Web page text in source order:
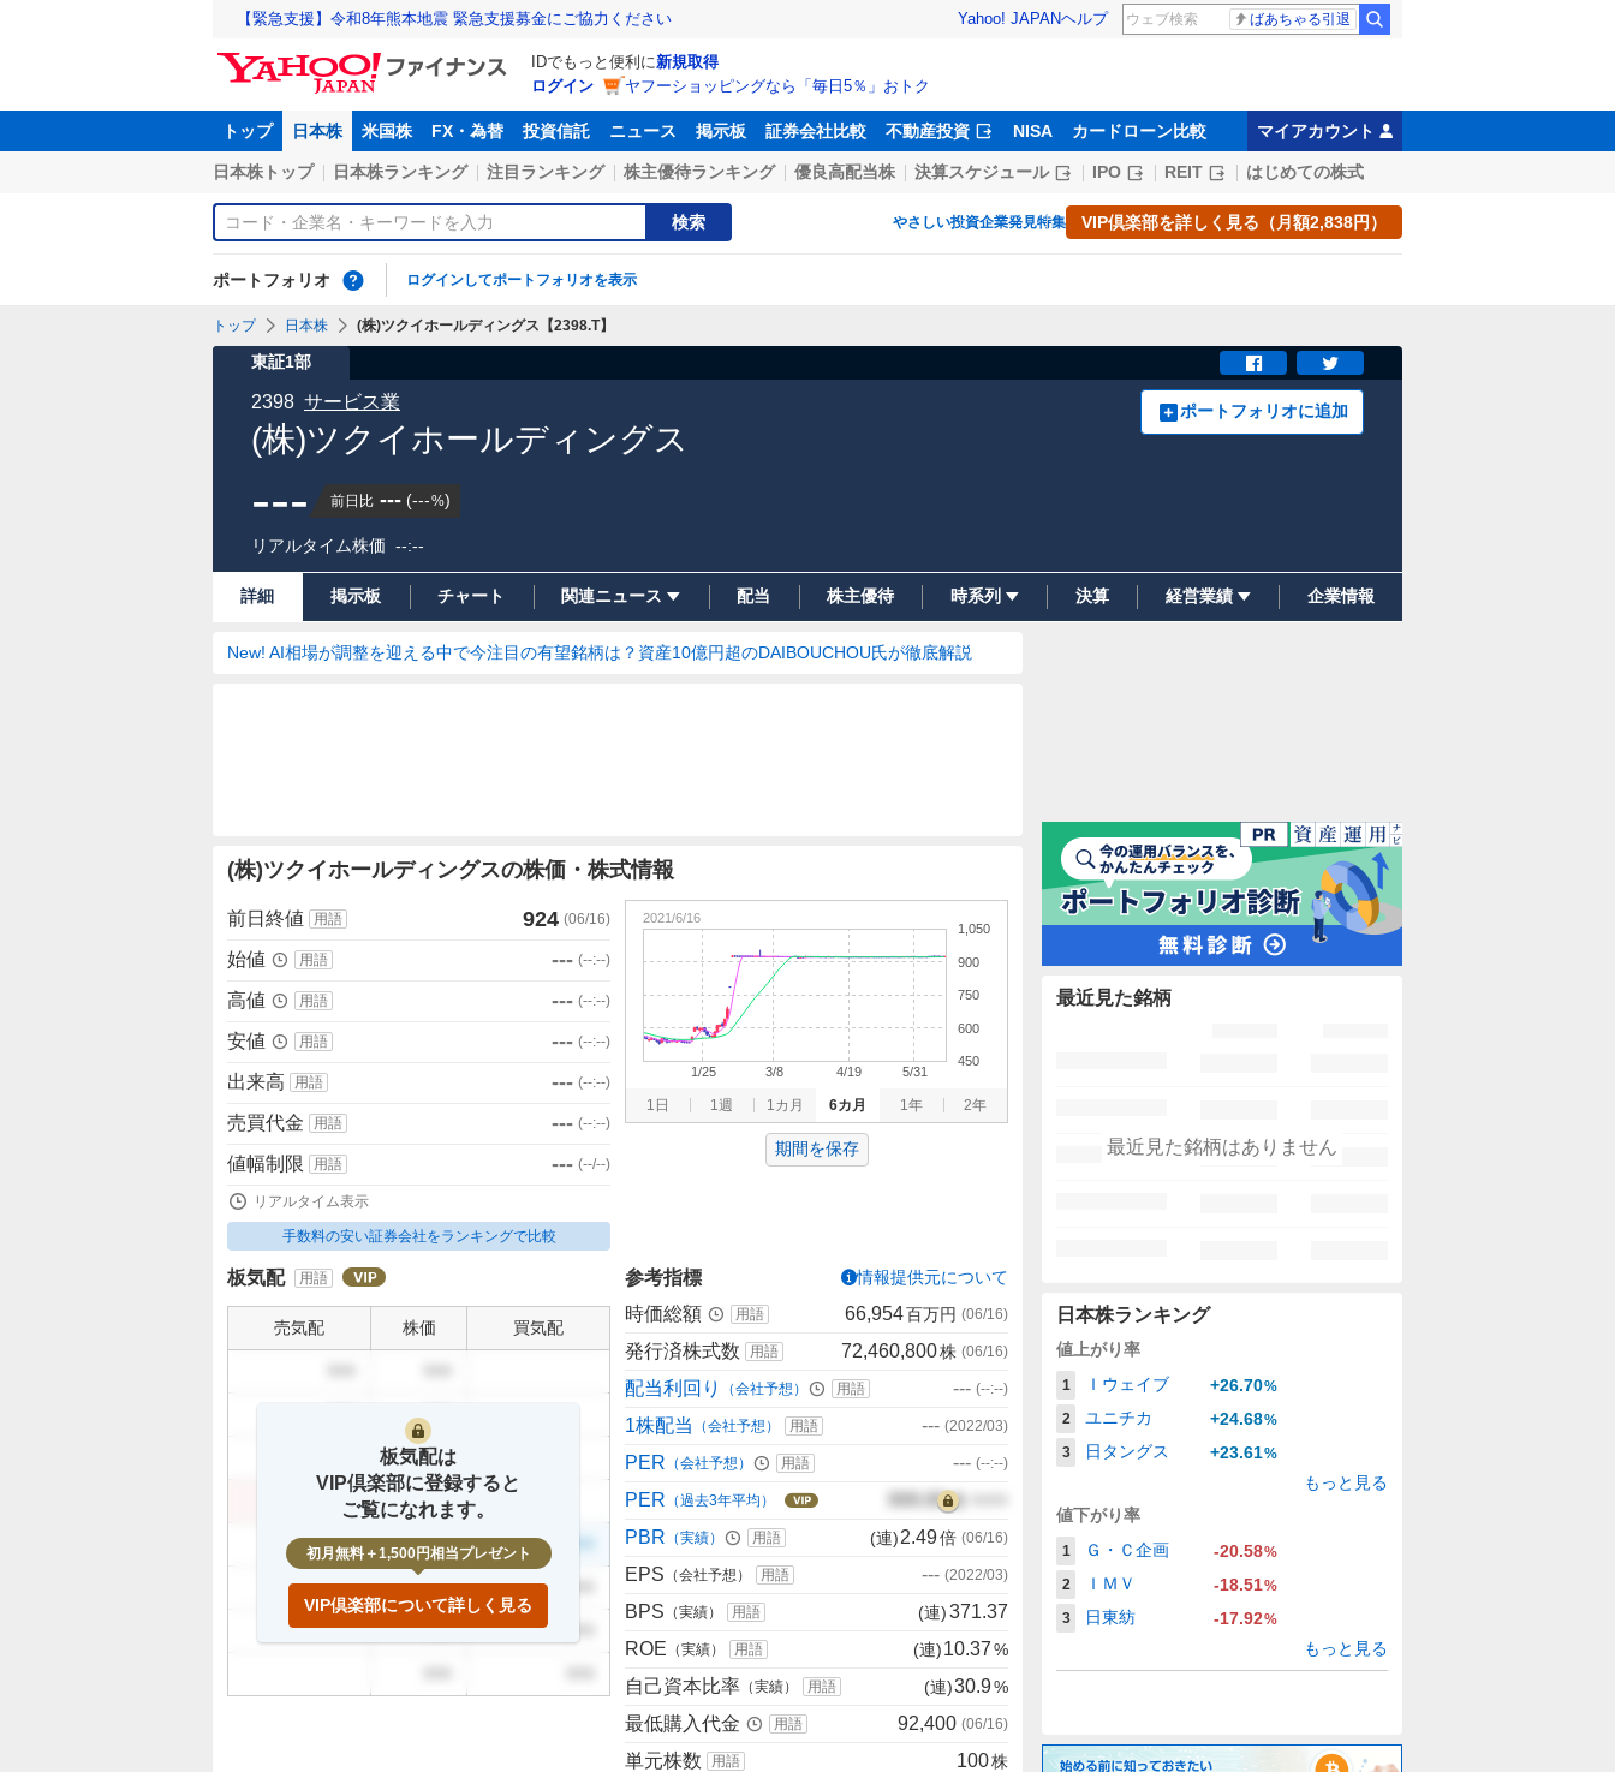
【緊急支援】令和8年熊本地震 緊急支援募金にご協力ください Yahoo! JAPANヘルプ ばあちゃる引退
IDでもっと便利に新規取得
ログイン
ヤフーショッピングなら「毎日5％」おトク
トップ 日本株 米国株 FX・為替 投資信託 ニュース 掲示板 証券会社比較 不動産投資 NISA カードローン比較 マイアカウント
日本株トップ 日本株ランキング 注目ランキング 株主優待ランキング 優良高配当株 決算スケジュール IPO REIT はじめての株式
検索 やさしい投資企業発見特集 VIP倶楽部を詳しく見る（月額2,838円）
ポートフォリオ ログインしてポートフォリオを表示
トップ 日本株 (株)ツクイホールディングス【2398.T】
東証1部
(株)ツクイホールディングス
2398 サービス業 ポートフォリオに追加
--- 前日比 --- (---%)
リアルタイム株価 --:--
詳細 掲示板 チャート 関連ニュース 配当 株主優待 時系列 決算 経営業績 企業情報
New! AI相場が調整を迎える中で今注目の有望銘柄は？資産10億円超のDAIBOUCHOU氏が徹底解説
(株)ツクイホールディングスの株価・株式情報
価
細
値
前日終値 用語 924 (06/16)
始値 用語 --- (--:--)
高値 用語 --- (--:--)
安値 用語 --- (--:--)
出来高 用語 --- (--:--)
売買代金 用語 --- (--:--)
値幅制限 用語 --- (--/--)
リアルタイム表示
手数料の安い証券会社をランキングで比較
1日 1週 1カ月 6カ月 1年 2年
450
600
750
900
1,050
1/25 3/8 4/19 5/31
2021/6/16
期間を保存
板気配 用語
売気配 株価 買気配
999
999 999
999
999
999
板気配は
VIP倶楽部に登録すると
ご覧になれます。
初月無料＋1,500円相当プレゼント
VIP倶楽部について詳しく見る
参考指標 情報提供元について
時価総額 用語 66,954百万円 (06/16)
発行済株式数 用語 72,460,800株 (06/16)
配当利回り （会社予想） 用語 --- (--:--)
1株配当 （会社予想） 用語 --- (2022/03)
PER （会社予想） 用語 --- (--:--)
PER （過去3年平均） 000.00倍
PBR （実績） 用語 (連)2.49倍 (06/16)
EPS （会社予想） 用語 --- (2022/03)
BPS （実績） 用語 (連)371.37
ROE （実績） 用語 (連)10.37%
自己資本比率 （実績） 用語 (連)30.9%
最低購入代金 用語 92,400 (06/16)
単元株数 用語 100株
最近見た銘柄
最近見た銘柄はありません
日本株ランキング
値上がり率
1 Ｉウェイブ +26.70%
2
ユニチカ +24.68%
3
日タングス +23.61%
もっと見る
値下がり率
1 Ｇ・Ｃ企画 -20.58%
2
ＩＭＶ -18.51%
3
日東紡 -17.92%
もっと見る